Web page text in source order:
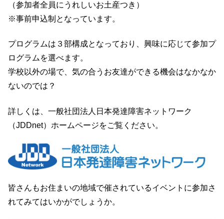
（参加者全員にうれしいお土産つき）
※事前申込制となっています。
プログラムは３部構成となっており、興味に応じて参加プ
ログラムを選べます。
学校以外の場で、気の合うお友達ができる機会はなかなか
ないのでは？
詳しくは、一般社団法人日本発達障害ネットワーク
（JDDnet）ホームページをご覧ください。
皆さんもお住まいの地域で催されているイベントに参加さ
れてみてはいかがでしょうか。